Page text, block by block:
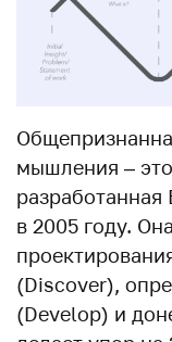
мышления –
в 2005 году.
(Discover),
(Develop) и